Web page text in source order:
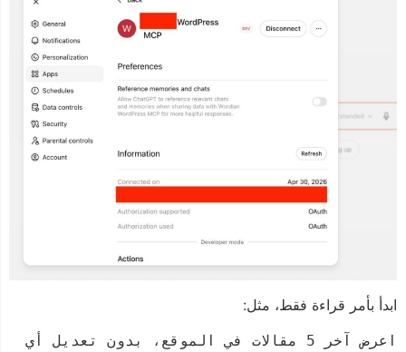
ابدأ بأمر قراءة فقط، مثل:
اعرض آخر 5 مقالات في الموقع، بدون تعديل أي